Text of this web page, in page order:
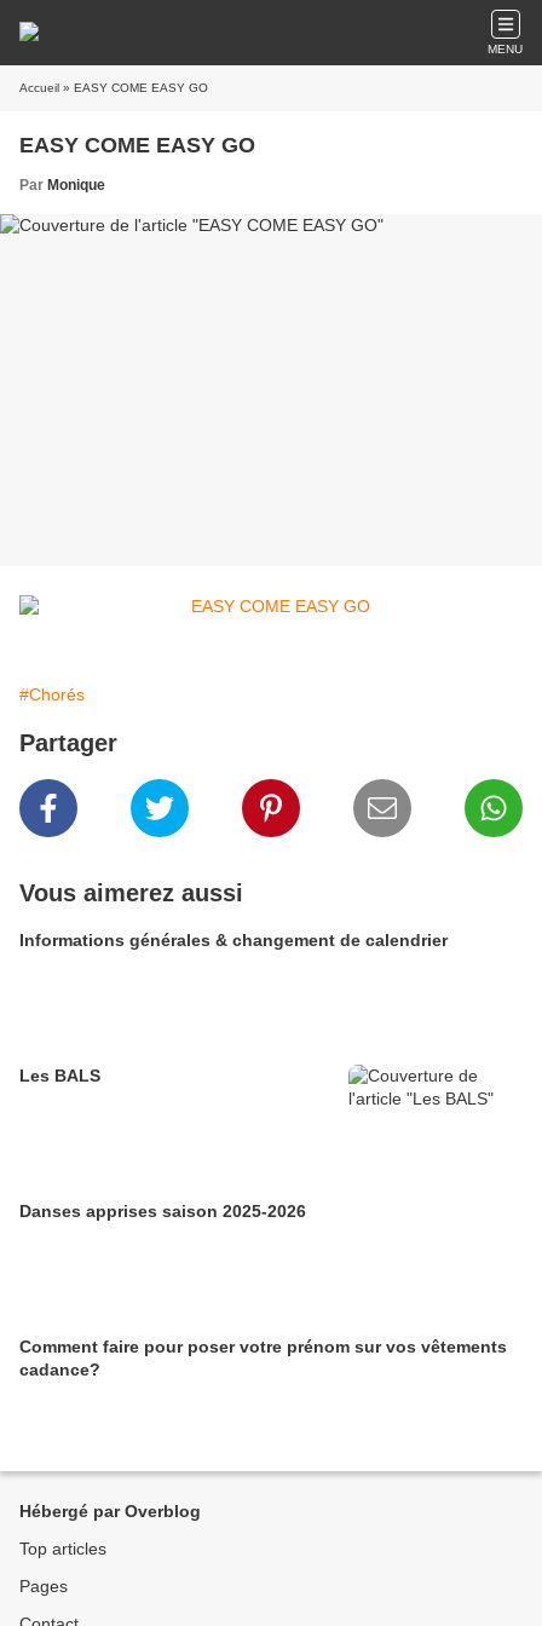
MENU
Accueil » EASY COME EASY GO
EASY COME EASY GO
Par Monique
#Chorés
Partager
Vous aimerez aussi
Informations générales & changement de calendrier
Les BALS
Danses apprises saison 2025-2026
Comment faire pour poser votre prénom sur vos vêtements
cadance?
Hébergé par Overblog
Top articles
Pages